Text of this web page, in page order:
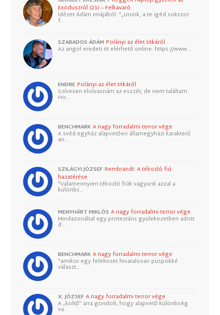
Exoduszról (21) – Felkavaró
Idézet Ádám imájából: "„Urunk, a te igéd sokszor
f…
SZABADOS ÁDÁM Polányi az élet titkáról
Az angol eredeti itt elérhető online: https://www.…
ENDRE Polányi az élet titkáról
Szívesen elolvasnám az esszét, de nem találtam.
Ho…
BENCHMARK A nagy forradalmi terror vége
A svéd egyház alapvetően államegyházi karakterű
an…
SZILÁGYI JÓZSEF Rembrandt: A tékozló fiú
hazatérése
"Valamennyien tékozló fiúk vagyunk azzal a
különbs…
MENYHÁRT MIKLÓS A nagy forradalmi terror vége
Mindazonáltal egy protestáns gyülekezetben adott
d…
BENCHMARK A nagy forradalmi terror vége
"amikor egy felekezet hivatalosan püspökké
választ…
X. JÓZSEF A nagy forradalmi terror vége
A „költő” arra gondolt, hogy alapvető különbség
va…